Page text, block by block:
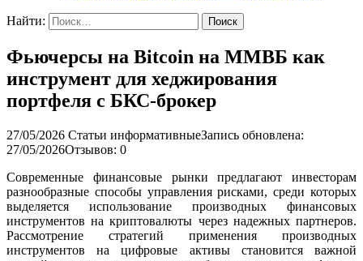
Найти:
Фьючерсы на Bitcoin на ММВБ как
инструмент для хеджирования
портфеля с БКС-брокер
27/05/2026 Статьи информативныеЗапись обновлена:
27/05/2026Отзывов: 0
Современные финансовые рынки предлагают инвесторам
разнообразные способы управления рисками, среди которых
выделяется использование производных финансовых
инструментов на криптовалюты через надежных партнеров.
Рассмотрение стратегий применения производных
инструментов на цифровые активы становится важной